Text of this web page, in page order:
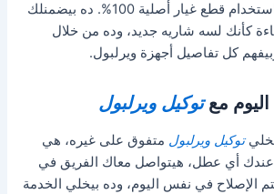
التشخيص الدقيق، واستخدام قطع غيار أصلية 100%. ده بيضمنلك
كأنك لسه شاريه جديد، وده من خلال
كل تفاصيل أجهزة ويرلبول.
معتوكيل ويرلبول
توكيل ويرلبول متفوق على غيره، هي
عندك أي عطل، هيتواصل معاك الفريق في
الإصلاح في نفس اليوم، وده بيخلي الخدمة